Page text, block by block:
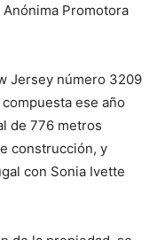
Promotora
Jersey número 3209
ese año
de 776 metros
construcción, y
con Sonia Ivette